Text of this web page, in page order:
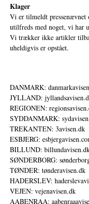
Klager
Vi er tilmeldt pressenævnet
utilfreds med noget, vi har
Vi trækker ikke artikler
uheldigvis er opstået.
DANMARK:
JYLLAND:
REGIONEN:
SYDDANMARK:
TREKANTEN: 3avisen.dk
ESBJERG:
BILLUND:
SØNDERBORG:
TØNDER: tønderavisen.dk
HADERSLEV:
VEJEN: vejenavisen.dk
AABENRAA: